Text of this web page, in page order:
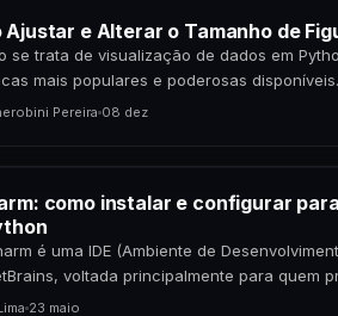
Ajustar e Alterar o Tamanho de
se trata de visualização de dados em
mais populares e poderosas
Pereira 08 dez
como instalar e configurar
é uma IDE (Ambiente de
voltada principalmente para quem
ferramenta…
23 maio